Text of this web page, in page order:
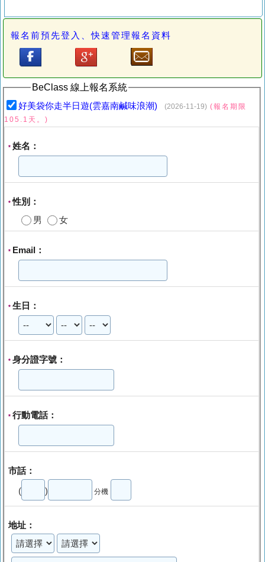
報名前預先登入、快速管理報名資料
BeClass 線上報名系統
好美袋你走半日遊(雲嘉南鹹味浪潮) (2026-11-19) (報名期限
105.1天。)
* 姓名：
*性別：
男
女
* Email：
* 生日：
* 身分證字號：
* 行動電話：
市話：
( ) 分機
地址：